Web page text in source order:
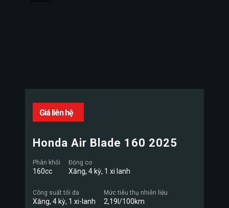
Giá liên hệ
Honda Air Blade 160 2025
Phân khối
160cc
Động cơ
Xăng, 4 kỳ, 1 xi lanh
Công suất tối đa
Xăng, 4 kỳ, 1 xi-lanh
Mức tiêu thụ nhiên liệu
2,19l/100km